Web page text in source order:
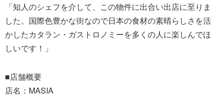
「知人のシェフを介して、この物件に出合い出店に至りま
した。国際色豊かな街なので日本の食材の素晴らしさを活
かしたカタラン・ガストロノミーを多くの人に楽しんでほ
しいです！」
■店舗概要
店名：MASIA